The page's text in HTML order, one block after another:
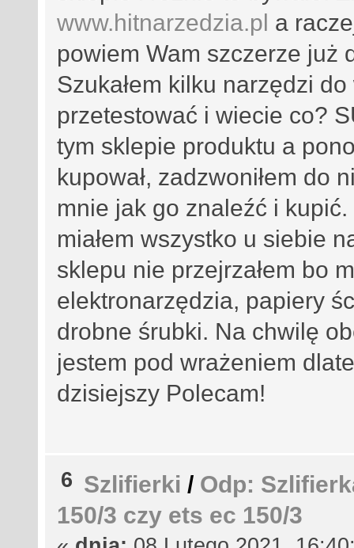
www.hitnarzedzia.pl a
powiem Wam szczerze już
Szukałem kilku narzędzi
przetestować i wiecie co?
tym sklepie produktu a
kupował, zadzwoniłem do
mnie jak go znaleźć i
miałem wszystko u siebie
sklepu nie przejrzałem bo
elektronarzędzia, papiery
drobne śrubki. Na chwilę
jestem pod wrażeniem
dzisiejszy Polecam!
6 Szlifierki / Odp:
150/3 czy ets ec 150/3